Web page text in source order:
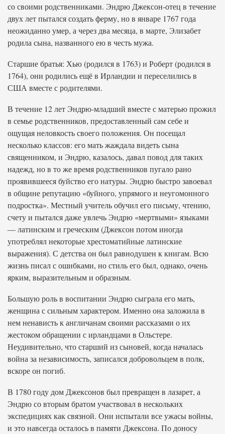
со своими родственниками. Эндрю Джексон-отец в течение
двух лет пытался создать ферму, но в январе 1767 года
неожиданно умер, а через два месяца, в марте, Элизабет
родила сына, названного ею в честь мужа.
Старшие братья: Хью (родился в 1763) и Роберт (родился в
1764), они родились ещё в Ирландии и переселились в
США вместе с родителями.
В течение 12 лет Эндрю-младший вместе с матерью прожил
в семье родственников, предоставленный сам себе и
ощущая неловкость своего положения. Он посещал
несколько классов: его мать жаждала видеть сына
священником, и Эндрю, казалось, давал повод для таких
надежд, но в то же время родственников пугало рано
проявившееся буйство его натуры. Эндрю быстро завоевал
в общине репутацию «буйного, упрямого и неугомонного
подростка». Местный учитель обучил его письму, чтению,
счету и пытался даже увлечь Эндрю «мертвыми» языками
— латинским и греческим (Джексон потом иногда
употреблял некоторые хрестоматийные латинские
выражения). С детства он был равнодушен к книгам. Всю
жизнь писал с ошибками, но стиль его был, однако, очень
ярким, выразительным и образным.
Большую роль в воспитании Эндрю сыграла его мать,
женщина с сильным характером. Именно она заложила в
нем ненависть к англичанам своими рассказами о их
жестоком обращении с ирландцами в Ольстере.
Неудивительно, что старший из сыновей, когда началась
война за независимость, записался добровольцем в полк,
вскоре он погиб.
В 1780 году дом Джексонов был превращен в лазарет, а
Эндрю со вторым братом участвовал в нескольких
экспедициях как связной. Они испытали все ужасы войны,
и это навсегда осталось в памяти Джексона. По доносу